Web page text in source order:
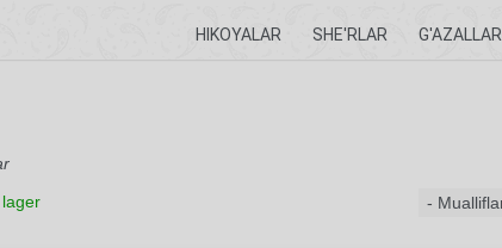
HIKOYALAR SHE'RLAR G'AZALLAR
lager